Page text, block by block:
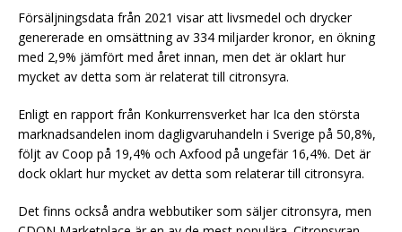
Försäljningsdata från 2021 visar att livsmedel och drycker
genererade en omsättning av 334 miljarder kronor, en ökning
med 2,9% jämfört med året innan, men det är oklart hur
mycket av detta som är relaterat till citronsyra.
Enligt en rapport från Konkurrensverket har Ica den största
marknadsandelen inom dagligvaruhandeln i Sverige på 50,8%,
följt av Coop på 19,4% och Axfood på ungefär 16,4%. Det är
dock oklart hur mycket av detta som relaterar till citronsyra.
Det finns också andra webbutiker som säljer citronsyra, men